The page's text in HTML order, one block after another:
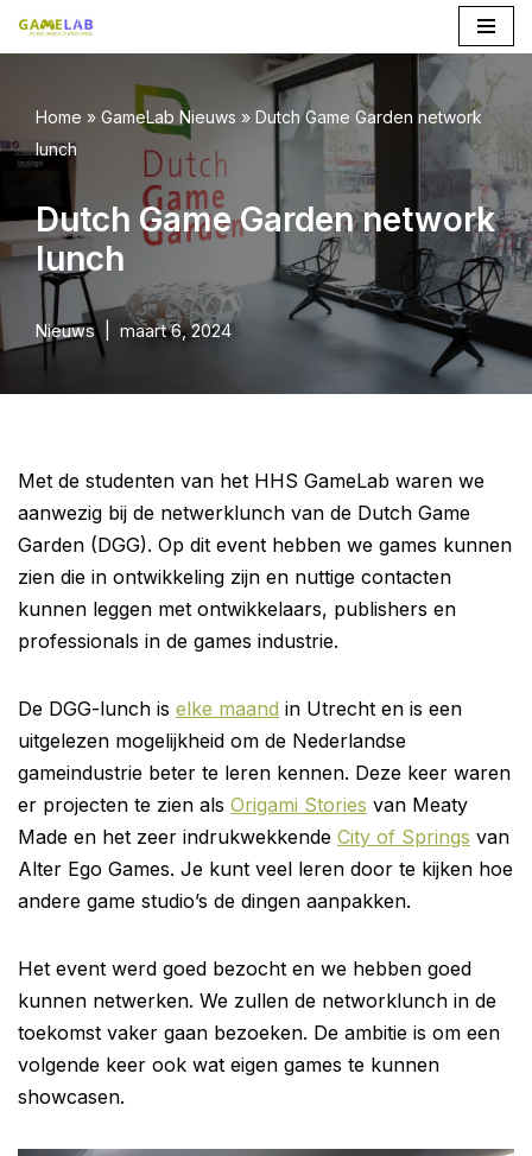
de
inhoud
Home » GameLab Nieuws » Dutch Game Garden network
lunch
Dutch Game Garden network
lunch
Nieuws maart 6, 2024
Met de studenten van het HHS GameLab waren we
aanwezig bij de netwerklunch van de Dutch Game
Garden (DGG). Op dit event hebben we games kunnen
zien die in ontwikkeling zijn en nuttige contacten
kunnen leggen met ontwikkelaars, publishers en
professionals in de games industrie.
De DGG-lunch is elke maand in Utrecht en is een
uitgelezen mogelijkheid om de Nederlandse
gameindustrie beter te leren kennen. Deze keer waren
er projecten te zien als Origami Stories van Meaty
Made en het zeer indrukwekkende City of Springs van
Alter Ego Games. Je kunt veel leren door te kijken hoe
andere game studio’s de dingen aanpakken.
Het event werd goed bezocht en we hebben goed
kunnen netwerken. We zullen de networklunch in de
toekomst vaker gaan bezoeken. De ambitie is om een
volgende keer ook wat eigen games te kunnen
showcasen.